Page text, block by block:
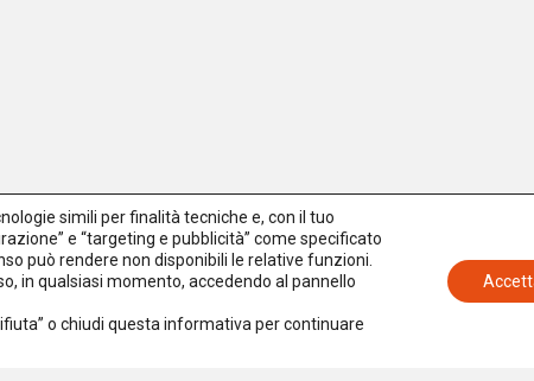
simili per finalità tecniche e, con il tuo
e “targeting e pubblicità” come specificato
può rendere non disponibili le relative funzioni.
in qualsiasi momento, accedendo al pannello
o chiudi questa informativa per continuare